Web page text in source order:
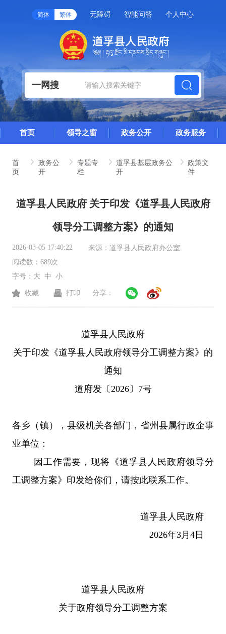
简体 繁体 无障碍 智能问答 个人中心
一网搜
首页 领导之窗 政务公开 政务服务
首
页
政务公
开
专题专
栏
道孚县基层政务公
开
政策文
件
道孚县人民政府 关于印发《道孚县人民政府
领导分工调整方案》的通知
2026-03-05 17:40:22 来源： 道孚县人民政府办公室
阅读数： 689次
字号： 大 中 小
收藏 打印 分享：
道孚县人民政府
关于印发《道孚县人民政府领导分工调整方案》的
通知
道府发〔2026〕 7号
各乡（镇），县级机关各部门，省州县属行政企事
业单位：
因工作需要，现将《道孚县人民政府领导分
工调整方案》印发给你们，请按此联系工作。
道孚县人民政府
2026年3月4日
道孚县人民政府
关于政府领导分工调整方案